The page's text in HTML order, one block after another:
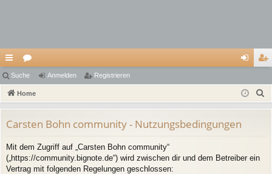
ch
ne
ug
riff
or
en m
de
ist
Suche Anmelden Registrieren
Home
Carsten Bohn community - Nutzungsbedingungen
Mit dem Zugriff auf „Carsten Bohn community“
(„https://community.bignote.de“) wird zwischen dir und dem Betreiber ein
Vertrag mit folgenden Regelungen geschlossen: